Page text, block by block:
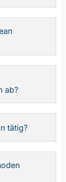
ab?
tätig?